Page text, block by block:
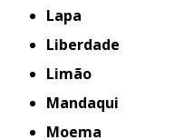
Lapa
Liberdade
Limão
Mandaqui
Moema